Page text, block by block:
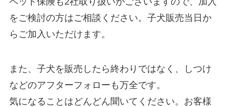
をご検討の方はご相談ください。子犬販売当日か
らご加入いただけます。
また、子犬を販売したら終わりではなく、しつけ
などのアフターフォローも万全です。
気になることはどんどん聞いてください。お客様